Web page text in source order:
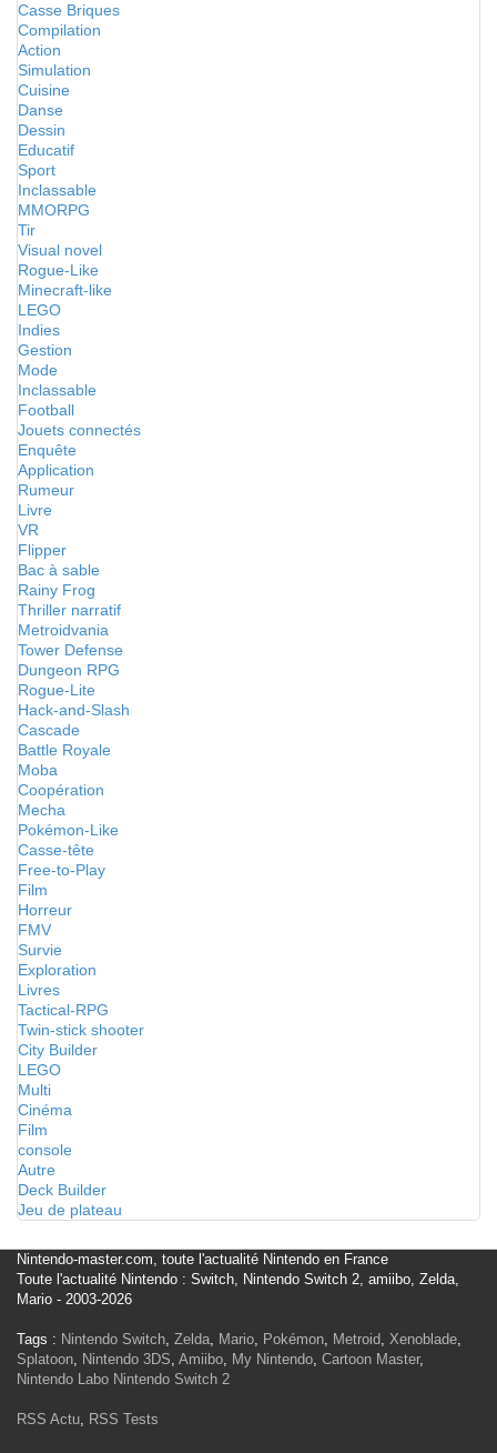
Casse Briques
Compilation
Action
Simulation
Cuisine
Danse
Dessin
Educatif
Sport
Inclassable
MMORPG
Tir
Visual novel
Rogue-Like
Minecraft-like
LEGO
Indies
Gestion
Mode
Inclassable
Football
Jouets connectés
Enquête
Application
Rumeur
Livre
VR
Flipper
Bac à sable
Rainy Frog
Thriller narratif
Metroidvania
Tower Defense
Dungeon RPG
Rogue-Lite
Hack-and-Slash
Cascade
Battle Royale
Moba
Coopération
Mecha
Pokémon-Like
Casse-tête
Free-to-Play
Film
Horreur
FMV
Survie
Exploration
Livres
Tactical-RPG
Twin-stick shooter
City Builder
LEGO
Multi
Cinéma
Film
console
Autre
Deck Builder
Jeu de plateau
Nintendo-master.com, toute l'actualité Nintendo en France
Toute l'actualité Nintendo : Switch, Nintendo Switch 2, amiibo, Zelda,
Mario - 2003-2026
Tags : Nintendo Switch, Zelda, Mario, Pokémon, Metroid, Xenoblade,
Splatoon, Nintendo 3DS, Amiibo, My Nintendo, Cartoon Master,
Nintendo Labo Nintendo Switch 2
RSS Actu, RSS Tests